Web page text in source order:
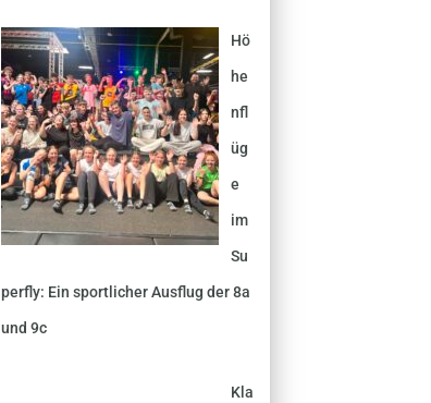
Hö
he
nfl
üg
e
im
Su
perfly: Ein sportlicher Ausflug der 8a
und 9c
Kla